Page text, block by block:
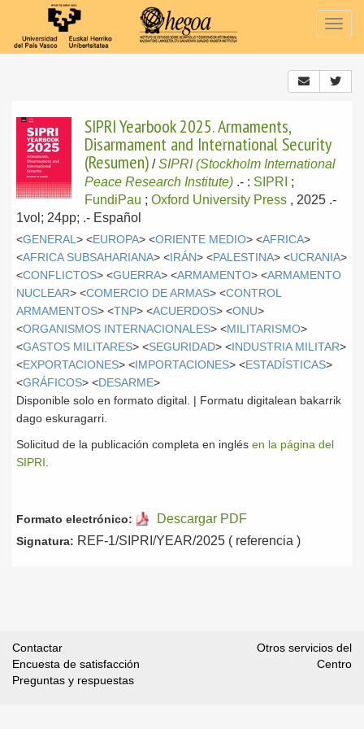
SIPRI Yearbook 2025. Armaments,
Disarmament and International Security
(Resumen) /SIPRI (Stockholm International
Peace Research Institute) .- : SIPRI ;
FundiPau ; Oxford University Press , 2025 .-
1vol; 24pp; .- Español
<GENERAL > <EUROPA> <ORIENTE MEDIO> <AFRICA>
<AFRICA SUBSAHARIANA> <IRÁN> <PALESTINA> <UCRANIA>
<CONFLICTOS> <GUERRA> <ARMAMENTO> <ARMAMENTO
NUCLEAR> <COMERCIO DE ARMAS> <CONTROL
ARMAMENTOS> <TNP> <ACUERDOS> <ONU>
<ORGANISMOS INTERNACIONALES> <MILITARISMO>
<GASTOS MILITARES> <SEGURIDAD> <INDUSTRIA MILITAR>
<EXPORTACIONES> <IMPORTACIONES> <ESTADÍSTICAS>
<GRÁFICOS> <DESARME>
Disponible solo en formato digital. | Formatu digitalean bakarrik
dago eskuragarri.
Solicitud de la publicación completa en inglés en la página del
SIPRI
Formato electrónico: Descargar PDF
Signatura: REF-1/SIPRI/YEAR/2025 ( referencia )
Contactar
Encuesta de satisfacción
Preguntas y respuestas
Otros servicios del
Centro